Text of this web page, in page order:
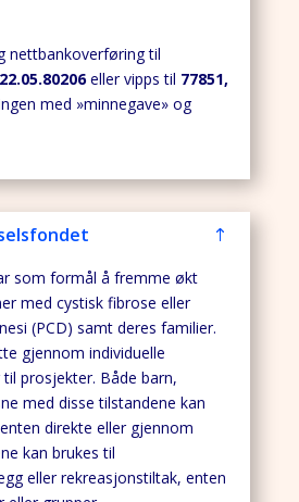
nettbankoverføring til
eller vipps til 77851,
med »minnegave» og
som formål å fremme økt
med cystisk fibrose eller
(PCD) samt deres familier.
gjennom individuelle
prosjekter. Både barn,
med disse tilstandene kan
direkte eller gjennom
kan brukes til
eller rekreasjonstiltak, enten